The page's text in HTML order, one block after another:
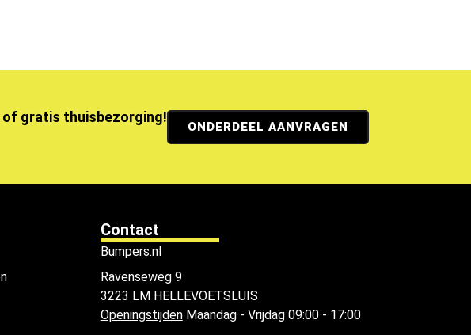
of gratis thuisbezorging!
ONDERDEEL AANVRAGEN
Contact
Bumpers.nl
Ravenseweg 9
3223 LM HELLEVOETSLUIS
OpeningstijdenMaandag - Vrijdag 09:00 - 17:00